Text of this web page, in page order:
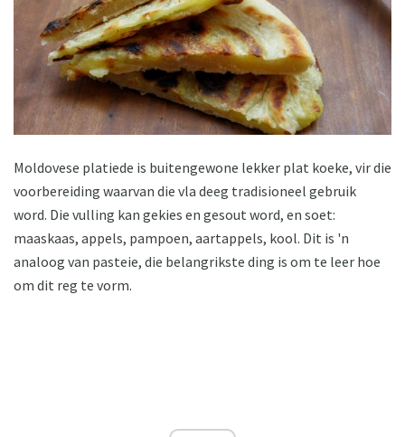
Moldovese platiede is buitengewone lekker plat koeke, vir die
voorbereiding waarvan die vla deeg tradisioneel gebruik
word. Die vulling kan gekies en gesout word, en soet:
maaskaas, appels, pampoen, aartappels, kool. Dit is 'n
analoog van pasteie, die belangrikste ding is om te leer hoe
om dit reg te vorm.